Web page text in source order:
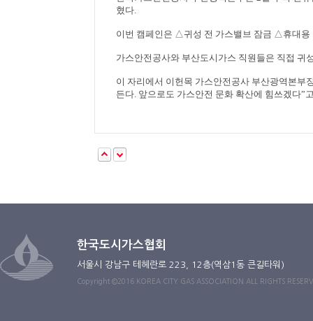
혔다.
이번 캠페인은 △귀성 전 가스밸브 잠금 △휴대용
가스안전공사와 부산도시가스 직원들은 직접 귀
이 자리에서 이헌목 가스안전공사 부산광역본부
든다. 앞으로도 가스안전 문화 확산에 힘쓰겠다”
한국도시가스협회
서울시 강남구 테헤란로 223, 12층(역삼1동 큰길타워)
Copyright ©2016 KOREA CITY GAS ASSOCIATION ALL RIGHTS